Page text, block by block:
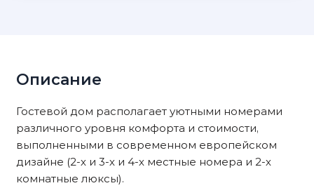
Описание
Гостевой дом располагает уютными номерами
различного уровня комфорта и стоимости,
выполненными в современном европейском
дизайне (2-х и 3-х и 4-х местные номера и 2-х
комнатные люксы).